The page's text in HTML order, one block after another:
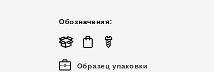
Обозначения:
Образец упаковки